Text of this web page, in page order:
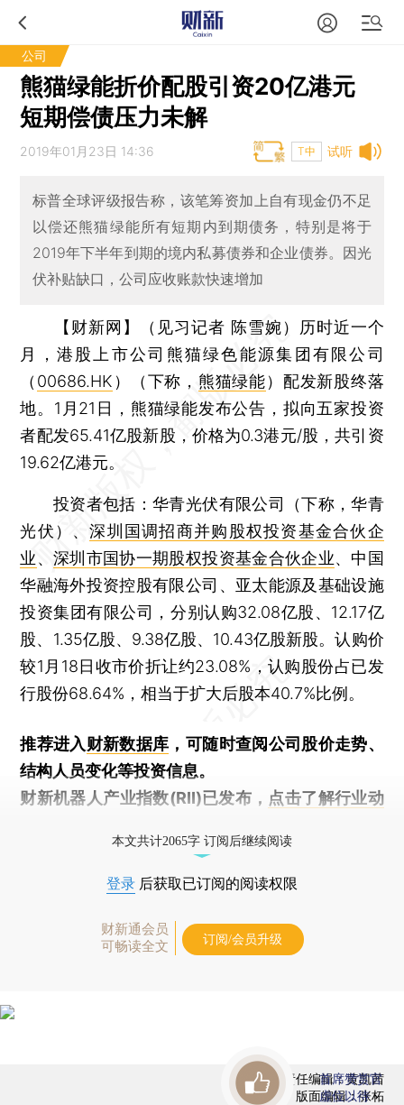
公司
熊猫绿能折价配股引资20亿港元
短期偿债压力未解
试听
2019年01月23日 14:36 T中
标普全球评级报告称，该笔筹资加上自有现金仍不足
以偿还熊猫绿能所有短期内到期债务，特别是将于
2019年下半年到期的境内私募债券和企业债券。因光
伏补贴缺口，公司应收账款快速增加
【财新网】（见习记者 陈雪婉）
历时近一个
月，港股上市公司熊猫绿色能源集团有限公司
（ 00686.HK ）（下称， 熊猫绿能）配发新股终落
地。1月21日，熊猫绿能发布公告，拟向五家投资
者配发65.41亿股新股，价格为0.3港元/股，共引资
19.62亿港元。
投资者包括：华青光伏有限公司（下称，华青
光伏）、深圳国调招商并购股权投资基金合伙企
业、深圳市国协一期股权投资基金合伙企业、中国
华融海外投资控股有限公司、亚太能源及基础设施
投资集团有限公司，分别认购32.08亿股、12.17亿
股、1.35亿股、9.38亿股、10.43亿股新股。认购价
较1月18日收市价折让约23.08%，认购股份占已发
行股份68.64%，相当于扩大后股本40.7%比例。
推荐进入财新数据库 ，可随时查阅公司股价走势、
结构人员变化等投资信息。
财新机器人产业指数(RII)已发布， 点击了解行业动
本文共计2065字 订阅后继续阅读
登录 后获取已订阅的阅读权限
财新通会员
可畅读全文
订阅/会员升级
责任编辑：黄凯茜
版面编辑：张柘
首席赞赏官
虚位以待